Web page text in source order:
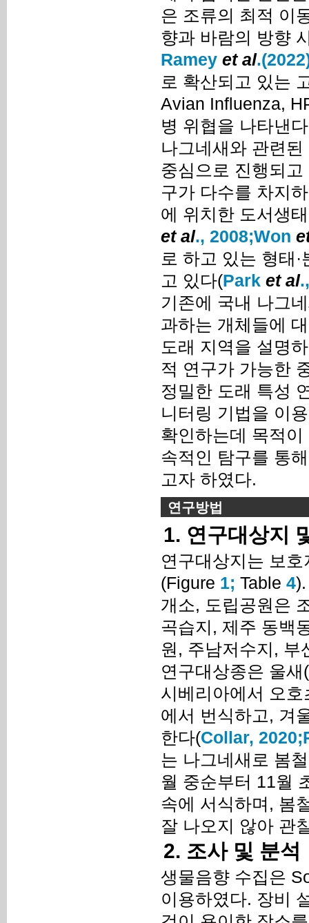
은 조류의 최적 이
향과 바람의 방향
Ramey et al
로 확산되고 있는
Avian Influenza,
병 위협을 나타낸
나그네새와 관련
중심으로 진행되
구가 다수를 차지
에 위치한 도서생
et al., 2008;Won
로 하고 있는 형태
고 있다(Park et al
기존에 국내 나그
과하는 개체들에
도래 지역을 설명
적 연구가 가능한
정밀한 도래 특성
니터링 기법을 이
확인하는데 목적
속적인 탐구를 통
고자 하였다.
연구방법
1. 연구대상지
연구대상지는 보
(Figure 1; Table 4
개소, 도립공원은
곡습지, 제주 동백
원, 주남저수지, 부
연구대상종은 울새(
시베리아에서 오
에서 번식하고, 겨
한다(Collar, 2020;
는 나그네새로 봄
월 중순부터 11월
속에 서식하며, 봄
잘 나오지 않아 관
2. 조사 및 분석
생물음향 수집은
이용하였다. 장비